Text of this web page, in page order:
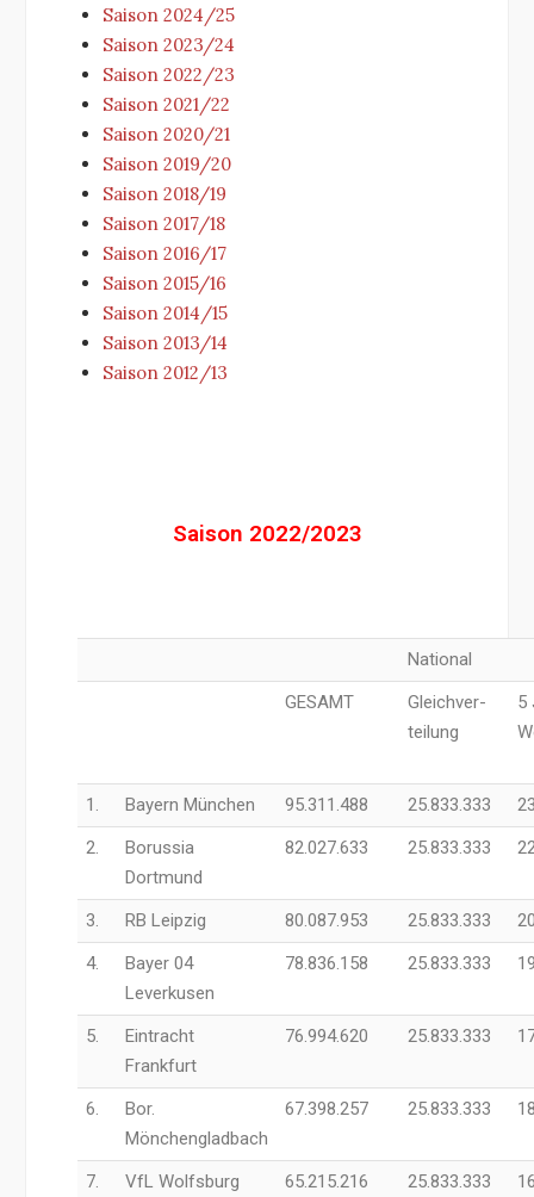
Saison 2024/25
Saison 2023/24
Saison 2022/23
Saison 2021/22
Saison 2020/21
Saison 2019/20
Saison 2018/19
Saison 2017/18
Saison 2016/17
Saison 2015/16
Saison 2014/15
Saison 2013/14
Saison 2012/13
Saison 2022/2023
National
GESAMT
Gleichver-
teilung
5
1. Bayern München 95.311.488 25.833.333
2.
Borussia
Dortmund
82.027.633 25.833.333
3. RB Leipzig 80.087.953 25.833.333
4.
Bayer 04
Leverkusen
78.836.158 25.833.333
5.
Eintracht
Frankfurt
76.994.620 25.833.333
6.
Bor.
Mönchengladbach
67.398.257 25.833.333
7. VfL Wolfsburg 65.215.216 25.833.333